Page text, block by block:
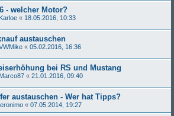
- welcher Motor?
Karloe « 18.05.2016, 10:33
austauschen
« 05.02.2016, 16:36
bei RS und Mustang
Marco87 « 21.01.2016, 09:40
austauschen - Wer hat Tipps?
« 07.05.2014, 19:27